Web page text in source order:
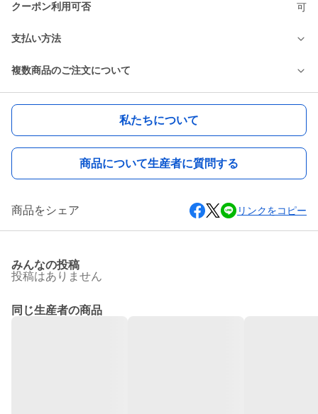
クーポン利用可否 可
支払い方法
複数商品のご注文について
私たちについて
商品について生産者に質問する
商品をシェア リンクをコピー
みんなの投稿
投稿はありません
同じ生産者の商品